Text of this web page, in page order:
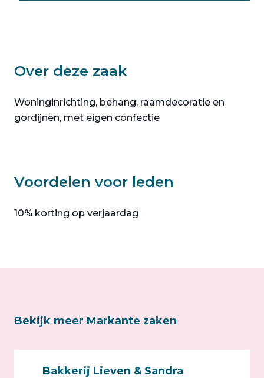
Over deze zaak
Woninginrichting, behang, raamdecoratie en
gordijnen, met eigen confectie
Voordelen voor leden
10% korting op verjaardag
Bekijk meer Markante zaken
Bakkerij Lieven & Sandra